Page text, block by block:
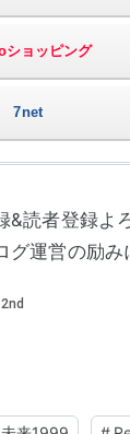
ショッピング
7net
&読者登録よ
グ運営の励み